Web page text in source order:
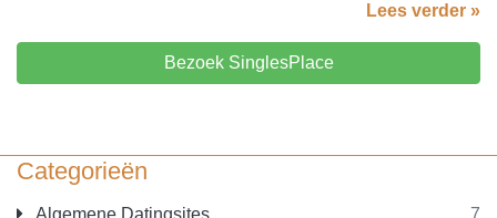
Categorieën
Algemene Datingsites 7
Lees verder »
Bezoek SinglesPlace